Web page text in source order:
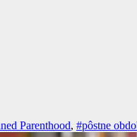
Parenthood, #pôstne